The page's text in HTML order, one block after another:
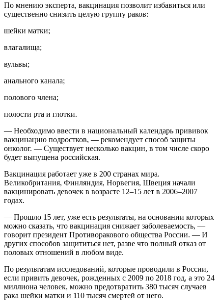
По мнению эксперта, вакцинация позволит избавиться или
существенно снизить целую группу раков:
шейки матки;
влагалища;
вульвы;
анального канала;
полового члена;
полости рта и глотки.
— Необходимо ввести в национальный календарь прививок
вакцинацию подростков, — рекомендует способ защиты
онколог. — Существует несколько вакцин, в том числе скоро
будет выпущена российская.
Вакцинация работает уже в 200 странах мира.
Великобритания, Финляндия, Норвегия, Швеция начали
вакцинировать девочек в возрасте 12–15 лет в 2006–2007
годах.
— Прошло 15 лет, уже есть результаты, на основании которых
можно сказать, что вакцинация снижает заболеваемость, —
говорит президент Противоракового общества России. — И
других способов защититься нет, разве что полный отказ от
половых отношений в любом виде.
По результатам исследований, которые проводили в России,
если привить девочек, рожденных с 2009 по 2018 год, а это 24
миллиона человек, можно предотвратить 380 тысяч случаев
рака шейки матки и 110 тысяч смертей от него.